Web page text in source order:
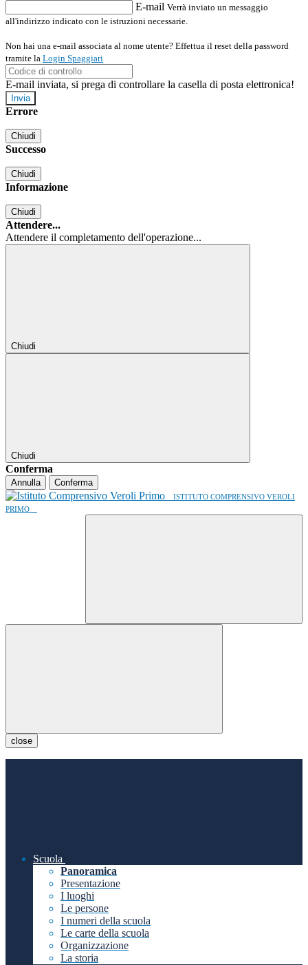
E-mail Verrà inviato un messaggio
all'indirizzo indicato con le istruzioni necessarie.
Non hai una e-mail associata al nome utente? Effettua il reset della password
tramite la Login Spaggiari
E-mail inviata, si prega di controllare la casella di posta elettronica!
Errore
Chiudi
Successo
Chiudi
Informazione
Chiudi
Attendere...
Attendere il completamento dell'operazione...
Chiudi
Chiudi
Conferma
Annulla Conferma
ISTITUTO COMPRENSIVO VEROLI
PRIMO
close
Scuola
Panoramica
Presentazione
I luoghi
Le persone
I numeri della scuola
Le carte della scuola
Organizzazione
La storia